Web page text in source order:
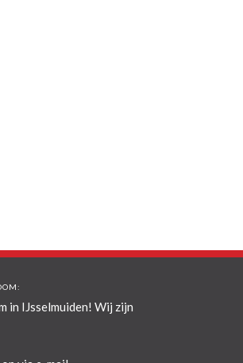
in IJsselmuiden! Wij zijn